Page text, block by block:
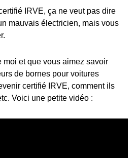
IRVE, ça ne veut pas dire
mauvais électricien, mais vous
moi et que vous aimez savoir
de bornes pour voitures
certifié IRVE, comment ils
Voici une petite vidéo :